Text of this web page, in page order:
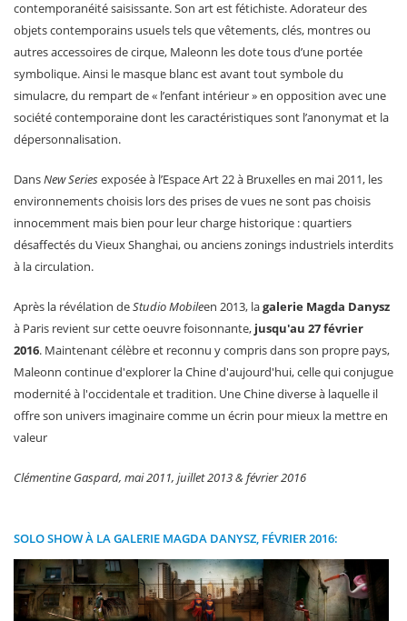
contemporanéité saisissante. Son art est fétichiste. Adorateur des
objets contemporains usuels tels que vêtements, clés, montres ou
autres accessoires de cirque, Maleonn les dote tous d’une portée
symbolique. Ainsi le masque blanc est avant tout symbole du
simulacre, du rempart de « l’enfant intérieur » en opposition avec une
société contemporaine dont les caractéristiques sont l’anonymat et la
dépersonnalisation.
DansNew Seriesexposée à l’Espace Art 22 à Bruxelles en mai 2011, les
environnements choisis lors des prises de vues ne sont pas choisis
innocemment mais bien pour leur charge historique : quartiers
désaffectés du Vieux Shanghai, ou anciens zonings industriels interdits
à la circulation.
Après la révélation deStudio Mobileen 2013, lagalerie Magda Danysz
à Paris revient sur cette oeuvre foisonnante, jusqu'au 27 février
2016. Maintenant célèbre et reconnu y compris dans son propre pays,
Maleonn continue d'explorer la Chine d'aujourd'hui, celle qui conjugue
modernité à l'occidentale et tradition. Une Chine diverse à laquelle il
offre son univers imaginaire comme un écrin pour mieux la mettre en
valeur
Clémentine Gaspard, mai 2011, juillet 2013 & février 2016
SOLO SHOW À LA GALERIE MAGDA DANYSZ, FÉVRIER 2016: